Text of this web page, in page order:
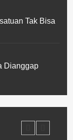
Tak Bisa
Dianggap